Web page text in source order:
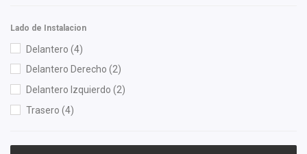
Lado de Instalacion
Delantero (4)
Delantero Derecho (2)
Delantero Izquierdo (2)
Trasero (4)